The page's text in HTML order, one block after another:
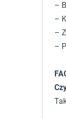
–
–
–
–